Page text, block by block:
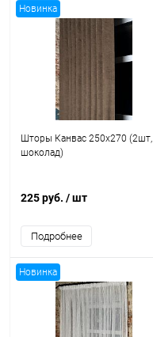
Новинка
Шторы Канвас 250x270 (2шт,
шоколад)
225 руб. / шт
Подробнее
Новинка